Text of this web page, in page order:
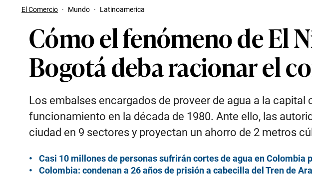
El Comercio · Mundo · Latinoamerica
Cómo el fenómeno de El
Bogotá deba racionar el
Los embalses encargados de proveer de agua a la
funcionamiento en la década de 1980. Ante ello, las
ciudad en 9 sectores y proyectan un ahorro de 2 metros
Casi 10 millones de personas sufrirán cortes de agua en Colombia
Colombia: condenan a 26 años de prisión a cabecilla del Tren de